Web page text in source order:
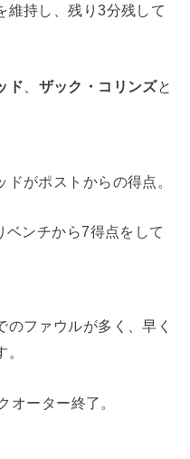
維持し、残り3分残して
ド ザック・コリンズと
がポストからの得点。
ンチから7得点をして
ファウルが多く、早く
オーター終了。